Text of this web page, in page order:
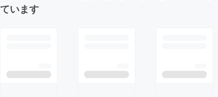
ています